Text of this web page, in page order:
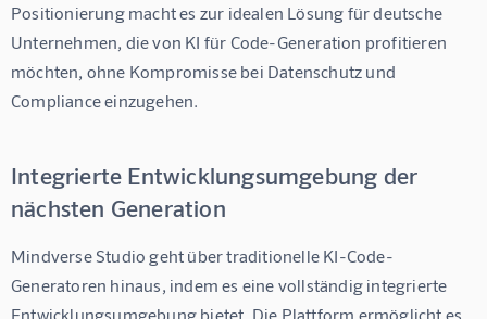
Positionierung macht es zur idealen Lösung für deutsche
Unternehmen, die von KI für Code-Generation profitieren
möchten, ohne Kompromisse bei Datenschutz und
Compliance einzugehen.
Integrierte Entwicklungsumgebung der
nächsten Generation
Mindverse Studio geht über traditionelle KI-Code-
Generatoren hinaus, indem es eine vollständig integrierte
Entwicklungsumgebung bietet. Die Plattform ermöglicht es